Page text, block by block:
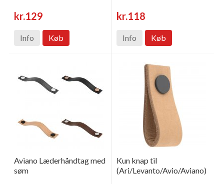
kr.129
Info Køb
kr.118
Info Køb
Aviano Læderhåndtag med
søm
Kun knap til
(Ari/Levanto/Avio/Aviano)